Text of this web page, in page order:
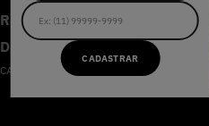
CADASTRAR
RECEBA AS NOVIDADES E
DESCONTOS IMPERDÍVEIS
CADASTRE-SE NA NOSSA NEWSLETTER